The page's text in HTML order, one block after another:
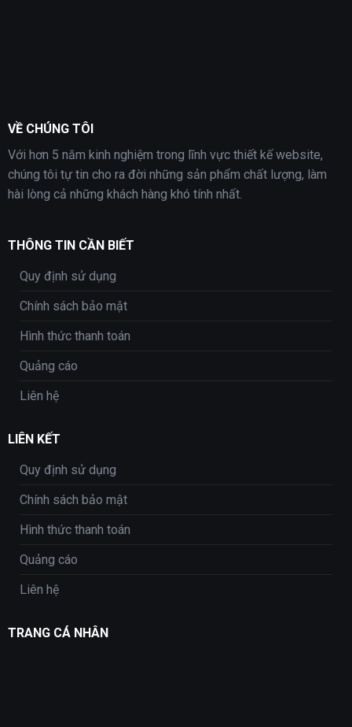
VỀ CHÚNG TÔI
Với hơn 5 năm kinh nghiệm trong lĩnh vực thiết kế website,
chúng tôi tự tin cho ra đời những sản phẩm chất lượng, làm
hài lòng cả những khách hàng khó tính nhất.
THÔNG TIN CẦN BIẾT
Quy định sử dụng
Chính sách bảo mật
Hình thức thanh toán
Quảng cáo
Liên hệ
LIÊN KẾT
Quy định sử dụng
Chính sách bảo mật
Hình thức thanh toán
Quảng cáo
Liên hệ
TRANG CÁ NHÂN